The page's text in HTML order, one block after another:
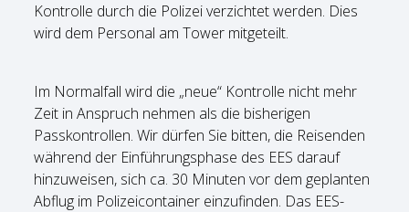
Kontrolle durch die Polizei verzichtet werden. Dies
wird dem Personal am Tower mitgeteilt.
Im Normalfall wird die „neue“ Kontrolle nicht mehr
Zeit in Anspruch nehmen als die bisherigen
Passkontrollen. Wir dürfen Sie bitten, die Reisenden
während der Einführungsphase des EES darauf
hinzuweisen, sich ca. 30 Minuten vor dem geplanten
Abflug im Polizeicontainer einzufinden. Das EES-